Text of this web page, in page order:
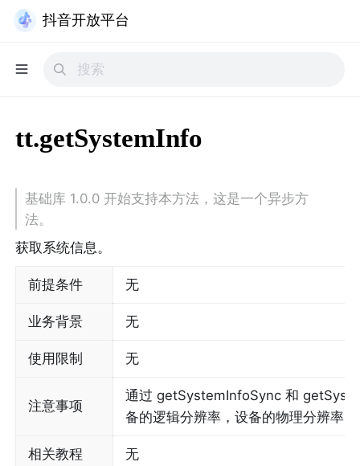
抖音开放平台
tt.getSystemInfo
基础库 1.0.0 开始支持本方法，这是一个异步方
法。
获取系统信息。
前提条件 无
业务背景 无
使用限制 无
注意事项
通过 getSystemInfoSync 和
备的逻辑分辨率，设备的物理分辨率
相关教程 无